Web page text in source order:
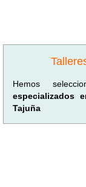
Hemos
especializados
Tajuña